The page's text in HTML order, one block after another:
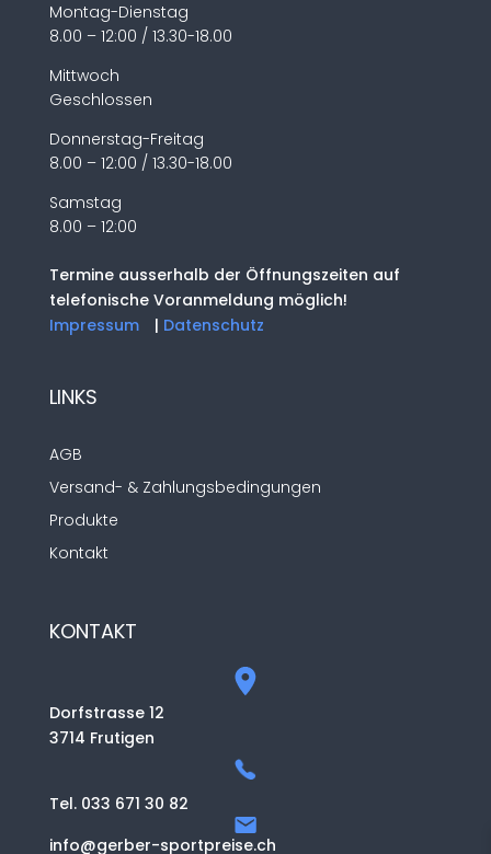
Montag-Dienstag
8.00 – 12:00 / 13.30-18.00
Mittwoch
Geschlossen
Donnerstag-Freitag
8.00 – 12:00 / 13.30-18.00
Samstag
8.00 – 12:00
Termine ausserhalb der Öffnungszeiten auf
telefonische Voranmeldung möglich!
Impressum
| Datenschutz
LINKS
AGB
Versand- & Zahlungsbedingungen
Produkte
Kontakt
KONTAKT
Dorfstrasse 12
3714 Frutigen
Tel. 033 671 30 82
info@gerber-sportpreise.ch